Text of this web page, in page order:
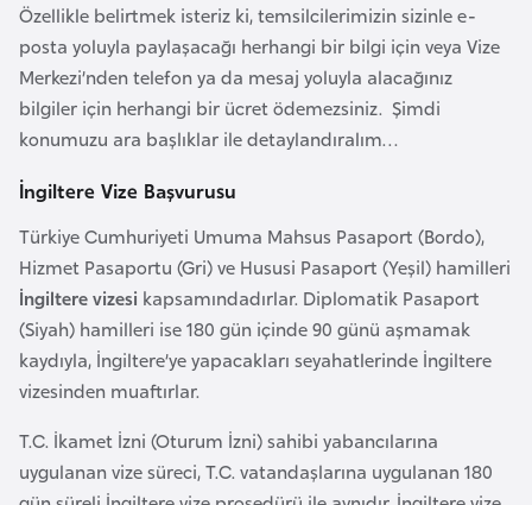
Özellikle belirtmek isteriz ki, temsilcilerimizin sizinle e-
posta yoluyla paylaşacağı herhangi bir bilgi için veya Vize
Merkezi’nden telefon ya da mesaj yoluyla alacağınız
bilgiler için herhangi bir ücret ödemezsiniz. Şimdi
konumuzu ara başlıklar ile detaylandıralım…
İngiltere Vize Başvurusu
Türkiye Cumhuriyeti Umuma Mahsus Pasaport (Bordo),
Hizmet Pasaportu (Gri) ve Hususi Pasaport (Yeşil) hamilleri
İngiltere vizesi kapsamındadırlar. Diplomatik Pasaport
(Siyah) hamilleri ise 180 gün içinde 90 günü aşmamak
kaydıyla, İngiltere’ye yapacakları seyahatlerinde İngiltere
vizesinden muaftırlar.
T.C. İkamet İzni (Oturum İzni) sahibi yabancılarına
uygulanan vize süreci, T.C. vatandaşlarına uygulanan 180
n
g
l
a
d
e
B
e
l
a
u
s